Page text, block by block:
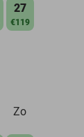
27
€119
Zo